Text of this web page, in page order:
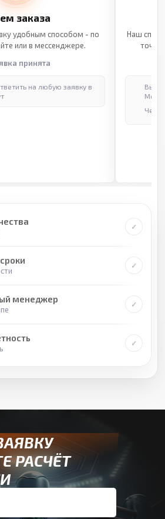
заказа
удобным способом - по
или в мессенджере.
принята
на любую заявку в
Наш
менеджер
РАСЧЁТ